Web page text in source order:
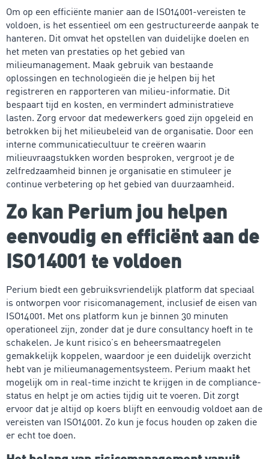
Om op een efficiënte manier aan de ISO14001-vereisten te
voldoen, is het essentieel om een gestructureerde aanpak te
hanteren. Dit omvat het opstellen van duidelijke doelen en
het meten van prestaties op het gebied van
milieumanagement. Maak gebruik van bestaande
oplossingen en technologieën die je helpen bij het
registreren en rapporteren van milieu-informatie. Dit
bespaart tijd en kosten, en vermindert administratieve
lasten. Zorg ervoor dat medewerkers goed zijn opgeleid en
betrokken bij het milieubeleid van de organisatie. Door een
interne communicatiecultuur te creëren waarin
milieuvraagstukken worden besproken, vergroot je de
zelfredzaamheid binnen je organisatie en stimuleer je
continue verbetering op het gebied van duurzaamheid.
Zo kan Perium jou helpen
eenvoudig en efficiënt aan de
ISO14001 te voldoen
Perium biedt een gebruiksvriendelijk platform dat speciaal
is ontworpen voor risicomanagement, inclusief de eisen van
ISO14001. Met ons platform kun je binnen 30 minuten
operationeel zijn, zonder dat je dure consultancy hoeft in te
schakelen. Je kunt risico’s en beheersmaatregelen
gemakkelijk koppelen, waardoor je een duidelijk overzicht
hebt van je milieumanagementsysteem. Perium maakt het
mogelijk om in real-time inzicht te krijgen in de compliance-
status en helpt je om acties tijdig uit te voeren. Dit zorgt
ervoor dat je altijd op koers blijft en eenvoudig voldoet aan de
vereisten van ISO14001. Zo kun je focus houden op zaken die
er echt toe doen.